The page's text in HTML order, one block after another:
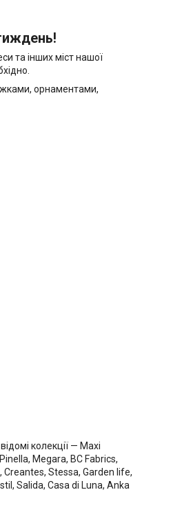
та інших міст нашої
орнаментами,
колекції — Maxi
Megara, BC Fabrics,
Stessa, Garden life,
Salida, Casa di Luna, Anka